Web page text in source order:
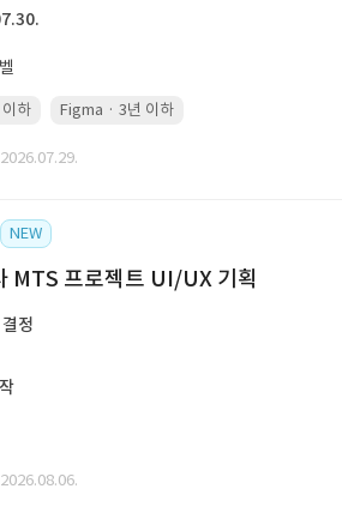
하 Figma · 3년 이하
NEW
MTS 프로젝트 UI/UX 기획
정